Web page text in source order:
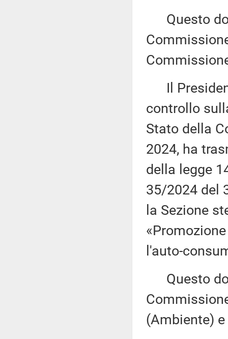
Questo
Il
controllo
Stato della
2024, ha
della legge
35/2024 del
la Sezione
l'auto-
Questo
(Ambiente)